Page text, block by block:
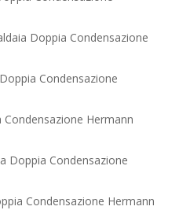
Doppia Condensazione
Condensazione
Condensazione Hermann
Doppia Condensazione
Condensazione Hermann